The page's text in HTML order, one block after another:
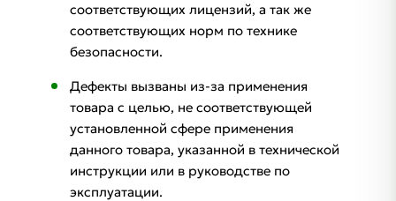
соответствующих лицензий, а так же
соответствующих норм по технике
безопасности.
Дефекты вызваны из-за применения
товара с целью, не соответствующей
установленной сфере применения
данного товара, указанной в технической
инструкции или в руководстве по
эксплуатации.